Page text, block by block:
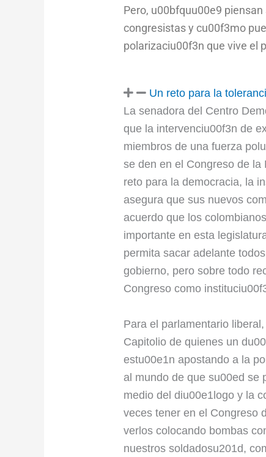
Pero, u00bfquu00e9
congresistas y cu00f3mo
polarizaciu00f3n que vive el
Un reto para la
La senadora del Centro
que la intervenciu00f3n de
miembros de una fuerza
se den en el Congreso de la
reto para la democracia, la
asegura que sus nuevos
acuerdo que los
importante en esta
permita sacar adelante
gobierno, pero sobre todo
Congreso como
Para el parlamentario
Capitolio de quienes un
estu00e1n apostando a la
al mundo de que su00ed se
medio del diu00e1logo y la
veces tener en el Congreso
verlos colocando bombas
nuestros soldadosu201d,